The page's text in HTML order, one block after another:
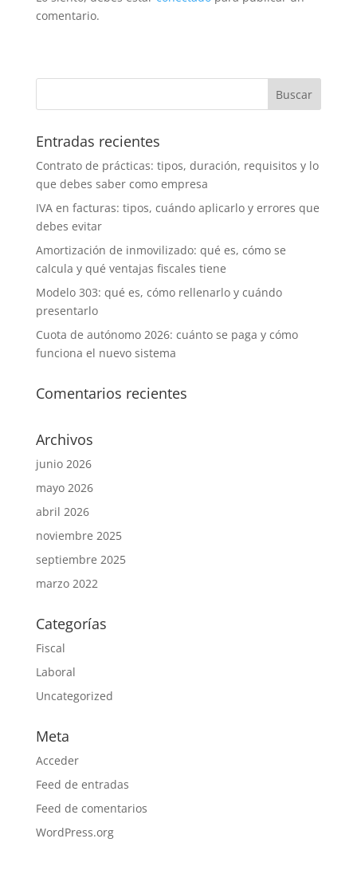
comentario.
Entradas recientes
Contrato de prácticas: tipos, duración, requisitos y lo
que debes saber como empresa
IVA en facturas: tipos, cuándo aplicarlo y errores que
debes evitar
Amortización de inmovilizado: qué es, cómo se
calcula y qué ventajas fiscales tiene
Modelo 303: qué es, cómo rellenarlo y cuándo
presentarlo
Cuota de autónomo 2026: cuánto se paga y cómo
funciona el nuevo sistema
Comentarios recientes
Archivos
junio 2026
mayo 2026
abril 2026
noviembre 2025
septiembre 2025
marzo 2022
Categorías
Fiscal
Laboral
Uncategorized
Meta
Acceder
Feed de entradas
Feed de comentarios
WordPress.org